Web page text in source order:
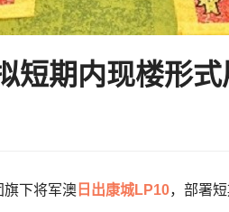
短期内现楼形
旗下将军澳 日出康城LP10，部署